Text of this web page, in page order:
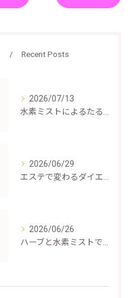
Recent Posts
2026/07/13
2026/06/29
2026/06/26